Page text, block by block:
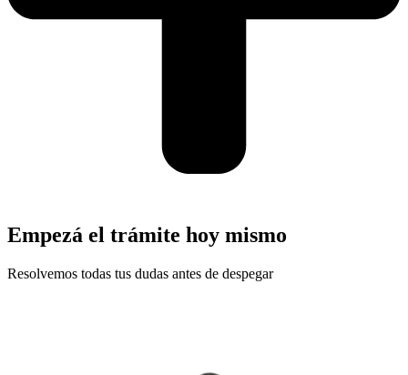
Empezá el trámite hoy mismo
Resolvemos todas tus dudas antes de despegar